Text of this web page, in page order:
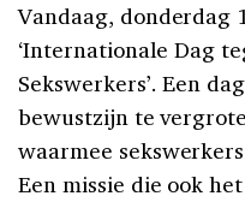
Vandaag, donderdag
‘Internationale Dag
Sekswerkers’. Een
bewustzijn te
waarmee
Een missie die ook